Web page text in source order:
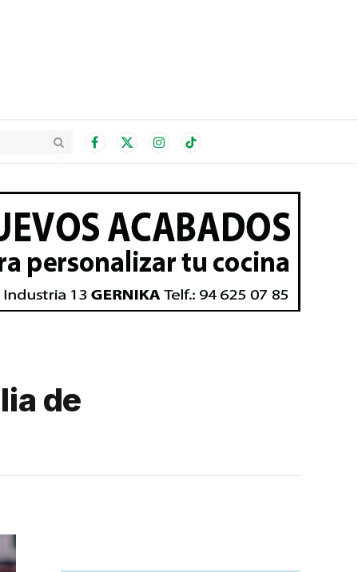
Facebook
X
InstagramTikTok
de